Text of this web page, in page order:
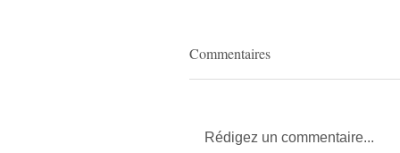
Commentaires
Rédigez un commentaire...